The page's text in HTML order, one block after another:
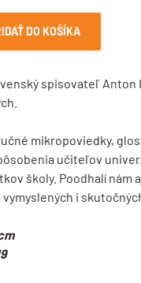
DO KOŠÍKA
spisovateľ Anton
mikropoviedky,
učiteľov
školy. Poodhalí nám
i